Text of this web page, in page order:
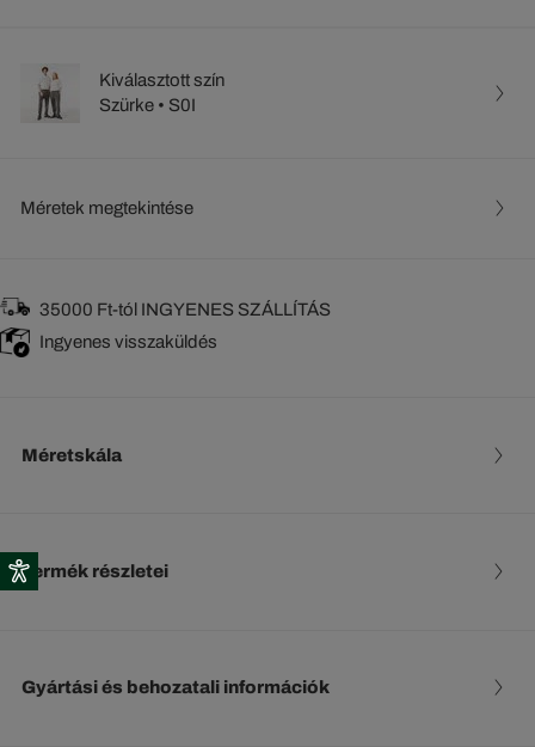
Kiválasztott szín
Szürke • S0I
Méretek megtekintése
35000 Ft-tól INGYENES SZÁLLÍTÁS
Ingyenes visszaküldés
Méretskála
Termék részletei
Gyártási és behozatali információk